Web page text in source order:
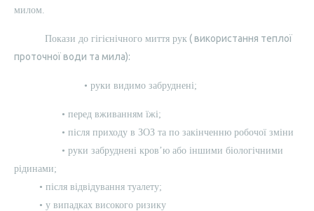
милом.
Покази до гігієнічного миття рук ( використання теплої
проточної води та мила):
• руки видимо забруднені;
• перед вживанням їжі;
• після приходу в ЗОЗ та по закінченню робочої зміни
• руки забруднені кров’ю або іншими біологічними
рідинами;
• після відвідування туалету;
• у випадках високого ризику